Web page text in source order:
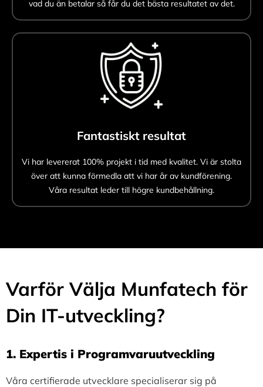
vad du än betalar så får du det bästa resultatet av det.
Fantastiskt resultat
Vi har levererat 100% projekt i tid med kvalitet. Vi är stolta
över att kunna förmedla att vi har år av kundförening.
Våra resultat leder till högre kundbehållning.
Varför Välja Munfatech för
Din IT-utveckling?
1.⁠ ⁠Expertis i Programvaruutveckling
Våra certifierade utvecklare specialiserar sig på